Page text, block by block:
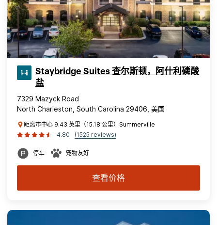
Staybridge Suites 查尔斯顿，阿什利磷酸
盐
7329 Mazyck Road
North Charleston, South Carolina 29406, 美国
距离市中心 9.43 英里（15.18 公里）Summerville
4.80
(1525 reviews)
停车 宠物友好
查看价格